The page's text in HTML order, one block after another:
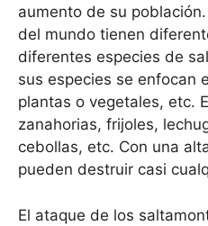
aumento de su
del mundo tienen
diferentes especies de
sus especies se enfocan
plantas o vegetales, etc.
zanahorias, frijoles,
cebollas, etc. Con una
pueden destruir casi
El ataque de los